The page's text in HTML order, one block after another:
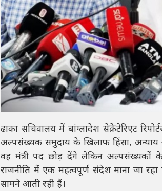
ढाका सचिवालय में बांग्लादेश सेक्रेटेरिएट
अल्पसंख्यक समुदाय के खिलाफ हिंसा, अन्याय
वह मंत्री पद छोड़ देंगे लेकिन अल्पसंख्यकों के
राजनीति में एक महत्वपूर्ण संदेश माना जा
सामने आती रही हैं।